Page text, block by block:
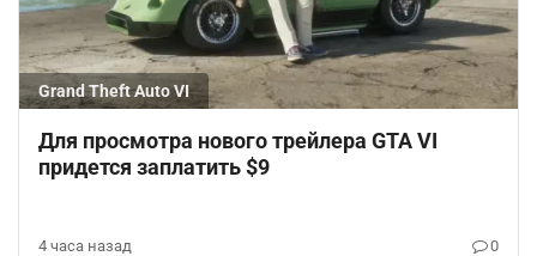
Grand Theft Auto VI
Для просмотра нового трейлера GTA VI
придется заплатить $9
4 часа назад 0